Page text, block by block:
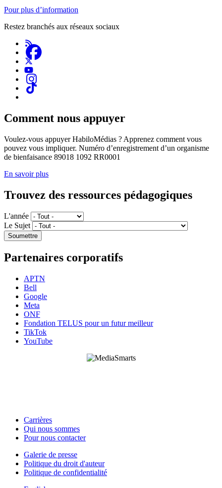
Pour plus d’information
Restez branchés aux réseaux sociaux
Comment nous appuyer
Voulez-vous appuyer HabiloMédias ? Apprenez comment vous
pouvez vous impliquer. Numéro d’enregistrement d’un organisme
de bienfaisance 89018 1092 RR0001
En savoir plus
Trouvez des ressources pédagogiques
L'année
Le Sujet
Partenaires corporatifs
APTN
Bell
Google
Meta
ONF
Fondation TELUS pour un futur meilleur
TikTok
YouTube
Footer
This
Site
Carrières
Qui nous sommes
Pour nous contacter
Footer
Galerie de presse
Politique du droit d'auteur
Politique de confidentialité